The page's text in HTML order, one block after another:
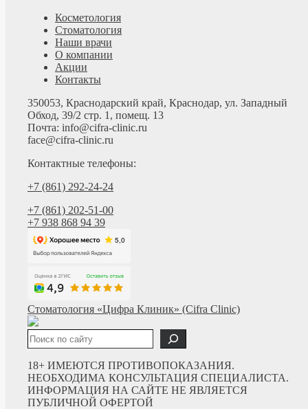
Косметология
Стоматология
Наши врачи
О компании
Акции
Контакты
350053, Краснодарский край, Краснодар, ул. Западный
Обход, 39/2 стр. 1, помещ. 13
Почта: info@cifra-clinic.ru
face@cifra-clinic.ru
Контактные телефоны:
+7 (861) 292-24-24
+7 (861) 202-51-00
+7 938 868 94 39
Стоматология «Цифра Клиник» (Cifra Clinic)
Поиск
18+ ИМЕЮТСЯ ПРОТИВОПОКАЗАНИЯ.
НЕОБХОДИМА КОНСУЛЬТАЦИЯ СПЕЦИАЛИСТА.
ИНФОРМАЦИЯ НА САЙТЕ НЕ ЯВЛЯЕТСЯ
ПУБЛИЧНОЙ ОФЕРТОЙ